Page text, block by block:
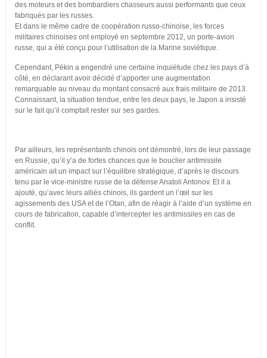
des moteurs et des bombardiers chasseurs aussi performants que ceux
fabriqués par les russes.
Et dans le même cadre de coopération russo-chinoise, les forces
militaires chinoises ont employé en septembre 2012, un porte-avion
russe, qui a été conçu pour l’utilisation de la Marine soviétique.
Cependant, Pékin a engendré une certaine inquiétude chez les pays d’à
côté, en déclarant avoir décidé d’apporter une augmentation
remarquable au niveau du montant consacré aux frais militaire de 2013.
Connaissant, la situation tendue, entre les deux pays, le Japon a insisté
sur le fait qu’il comptait rester sur ses gardes.
Par ailleurs, les représentants chinois ont démontré, lors de leur passage
en Russie, qu’il y’a de fortes chances que le bouclier antimissile
américain ait un impact sur l’équilibre stratégique, d’après le discours
tenu par le vice-ministre russe de la défense Anatoli Antonov. Et il a
ajouté, qu’avec leurs alliés chinois, ils gardent un l’œil sur les
agissements des USA et de l’Otan, afin de réagir à l’aide d’un système en
cours de fabrication, capable d’intercepter les antimissiles en cas de
conflit.